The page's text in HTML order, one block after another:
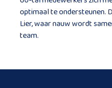
optimaal te ondersteunen.
Lier, waar nauw wordt
team.